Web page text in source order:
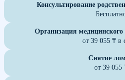
Консультирование
Организация
от 39 055 ₸ в
Снятие
от 39 055